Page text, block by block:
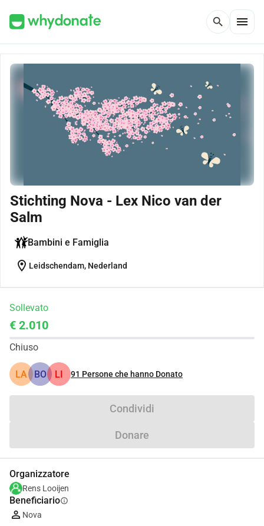
search menu
Stichting Nova - Lex Nico van der
Salm
Bambini e Famiglia
location_on Leidschendam, Nederland
Sollevato
€ 2.010
Chiuso
LA BO LI 91 Persone che hanno Donato
Condividi
Donare
Organizzatore
Rens Looijen
Beneficiarioinfo
Nova